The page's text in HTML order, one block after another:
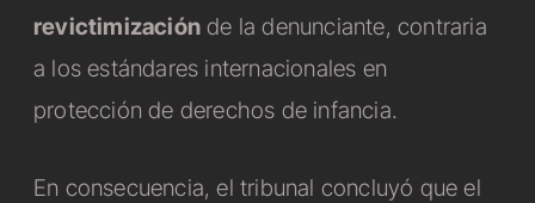
revictimización de la denunciante, contraria
a los estándares internacionales en
protección de derechos de infancia.
En consecuencia, el tribunal concluyó que el